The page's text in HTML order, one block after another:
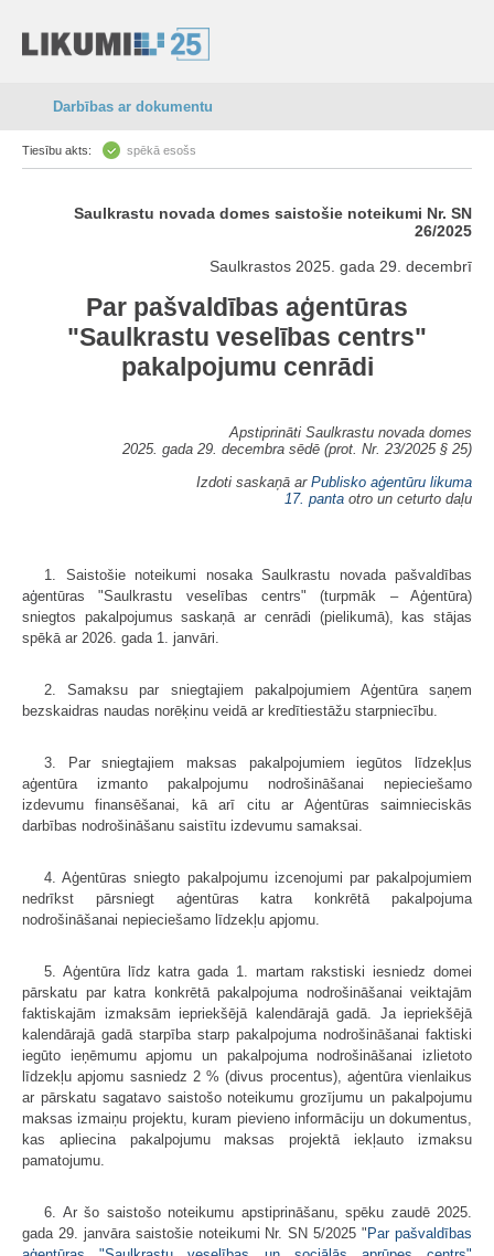
Darbības ar dokumentu
Tiesību akts: spēkā esošs
Saulkrastu novada domes saistošie noteikumi Nr. SN
26/2025
Saulkrastos 2025. gada 29. decembrī
Par pašvaldības aģentūras
"Saulkrastu veselības centrs"
pakalpojumu cenrādi
Apstiprināti Saulkrastu novada domes
2025. gada 29. decembra sēdē (prot. Nr. 23/2025 § 25)
Izdoti saskaņā ar Publisko aģentūru likuma
17. panta otro un ceturto daļu
1. Saistošie noteikumi nosaka Saulkrastu novada pašvaldības
aģentūras "Saulkrastu veselības centrs" (turpmāk – Aģentūra)
sniegtos pakalpojumus saskaņā ar cenrādi (pielikumā), kas stājas
spēkā ar 2026. gada 1. janvāri.
2. Samaksu par sniegtajiem pakalpojumiem Aģentūra saņem
bezskaidras naudas norēķinu veidā ar kredītiestāžu starpniecību.
3. Par sniegtajiem maksas pakalpojumiem iegūtos līdzekļus
aģentūra izmanto pakalpojumu nodrošināšanai nepieciešamo
izdevumu finansēšanai, kā arī citu ar Aģentūras saimnieciskās
darbības nodrošināšanu saistītu izdevumu samaksai.
4. Aģentūras sniegto pakalpojumu izcenojumi par pakalpojumiem
nedrīkst pārsniegt aģentūras katra konkrētā pakalpojuma
nodrošināšanai nepieciešamo līdzekļu apjomu.
5. Aģentūra līdz katra gada 1. martam rakstiski iesniedz domei
pārskatu par katra konkrētā pakalpojuma nodrošināšanai veiktajām
faktiskajām izmaksām iepriekšējā kalendārajā gadā. Ja iepriekšējā
kalendārajā gadā starpība starp pakalpojuma nodrošināšanai faktiski
iegūto ieņēmumu apjomu un pakalpojuma nodrošināšanai izlietoto
līdzekļu apjomu sasniedz 2 % (divus procentus), aģentūra vienlaikus
ar pārskatu sagatavo saistošo noteikumu grozījumu un pakalpojumu
maksas izmaiņu projektu, kuram pievieno informāciju un dokumentus,
kas apliecina pakalpojumu maksas projektā iekļauto izmaksu
pamatojumu.
6. Ar šo saistošo noteikumu apstiprināšanu, spēku zaudē 2025.
gada 29. janvāra saistošie noteikumi Nr. SN 5/2025 "Par pašvaldības